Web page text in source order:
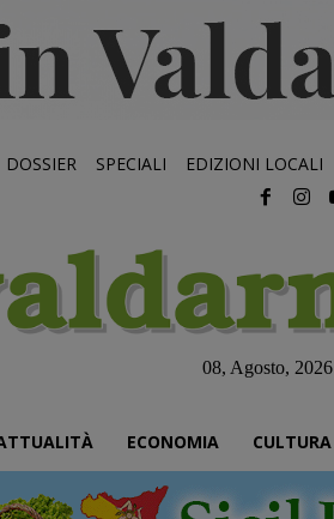
DOSSIER SPECIALI EDIZIONI LOCALI
08, Agosto, 2026
ECONOMIA CULTURA